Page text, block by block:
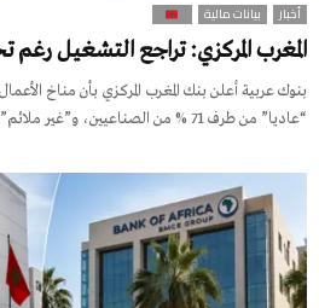
أخبار بيانات مالية
المغرب المركزي: تراجع التشغيل
بنوك عربية أعلن بنك المغرب المركزي بأن مناخ
“عاديا” من طرف 71 % من الصناعيين، و”غير ملائم” من طرف...